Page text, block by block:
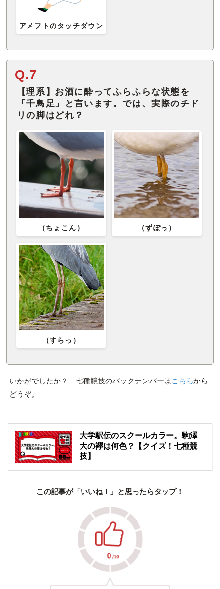
アメフトのタッチダウン
Q.7
【理系】お酒に酔ってふらふらな状態を
「千鳥足」と言います。では、実際のチド
リの脚はどれ？
（ちょこん） （ずぽっ）
（すらっ）
いかがでしたか？ 七種競技のバックナンバーはこちらから
どうぞ。
大学駅伝のスクールカラー。駒澤
大の襷は何色？【クイズ！七種競
技】
この記事が「いいね！」と思ったらタップ！